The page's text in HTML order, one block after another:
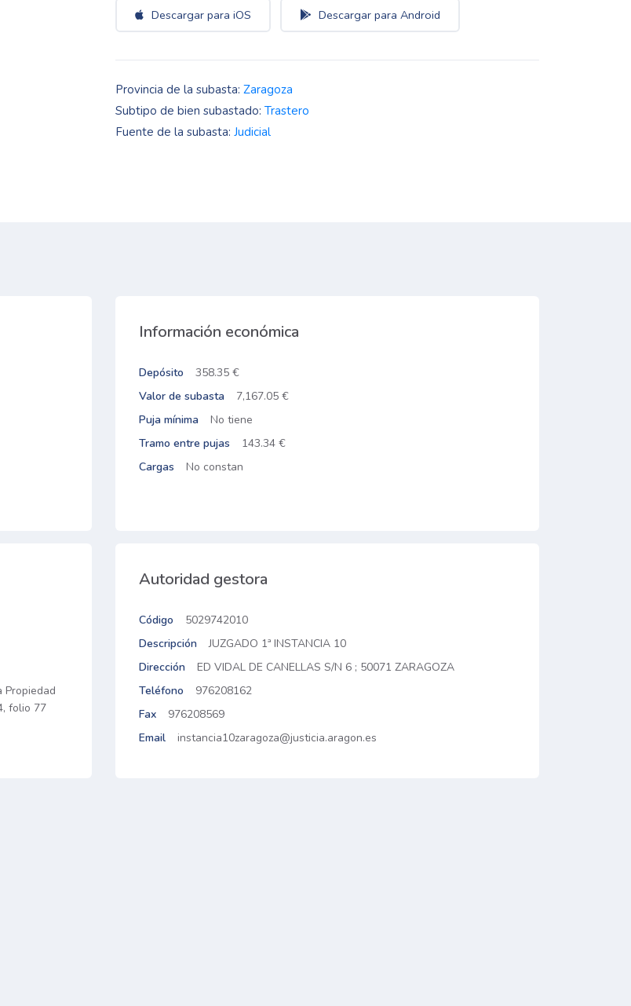
Descargar para iOS Descargar para Android
Provincia de la subasta: Zaragoza
Subtipo de bien subastado: Trastero
Fuente de la subasta: Judicial
Información económica
Depósito
358.35 €
Valor de subasta
7,167.05 €
Puja mínima
No tiene
Tramo entre pujas
143.34 €
Cargas
No constan
Propiedad
folio 77
Autoridad gestora
Código
5029742010
Descripción
JUZGADO 1ª INSTANCIA 10
Dirección
ED VIDAL DE CANELLAS S/N 6 ; 50071 ZARAGOZA
Teléfono
976208162
Fax
976208569
Email
instancia10zaragoza@justicia.aragon.es